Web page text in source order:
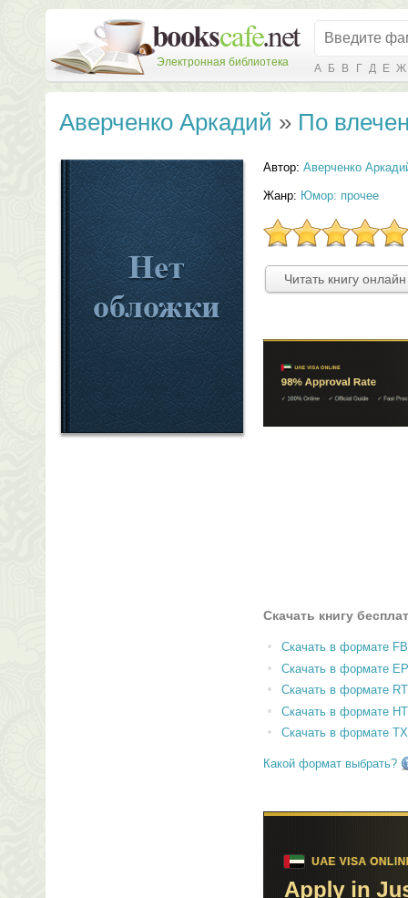
Электронная библиотека А Б В Г Д Е Ж
Аверченко Аркадий » По
Автор: Аверченко
Жанр: Юмор: прочее
Читать книгу
Скачать книгу
Скачать в формате
Скачать в формате
Скачать в формате
Скачать в формате
Скачать в формате
Какой формат выбрать?